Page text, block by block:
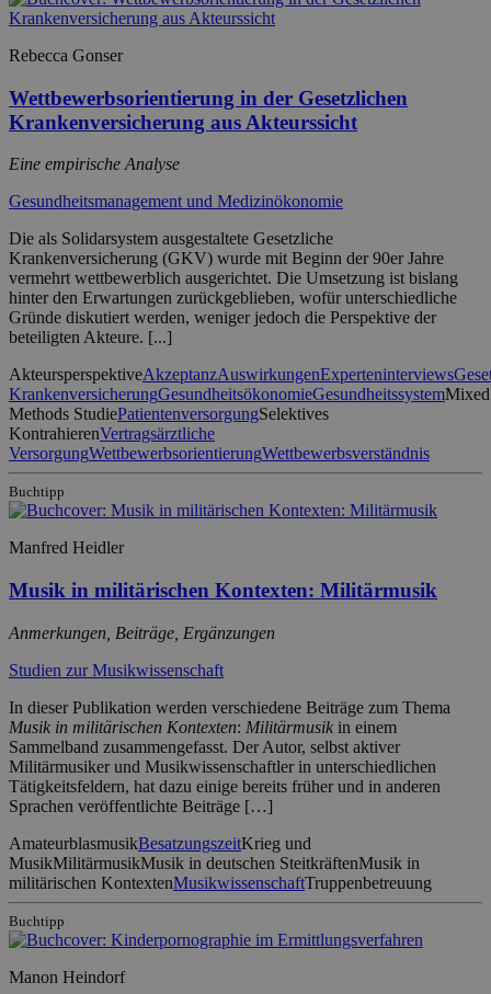
Rebecca Gonser
Wettbewerbsorientierung in der Gesetzlichen
Krankenversicherung aus Akteurssicht
Eine empirische Analyse
Gesundheitsmanagement und Medizinökonomie
Die als Solidarsystem ausgestaltete Gesetzliche
Krankenversicherung (GKV) wurde mit Beginn der 90er Jahre
vermehrt wettbewerblich ausgerichtet. Die Umsetzung ist bislang
hinter den Erwartungen zurückgeblieben, wofür unterschiedliche
Gründe diskutiert werden, weniger jedoch die Perspektive der
beteiligten Akteure. [...]
AkteursperspektiveAkzeptanzAuswirkungenExperteninterviews
KrankenversicherungGesundheitsökonomieGesundheitssystemMixed
Methods StudiePatientenversorgungSelektives
KontrahierenVertragsärztliche
VersorgungWettbewerbsorientierungWettbewerbsverständnis
Buchtipp
Manfred Heidler
Musik in militärischen Kontexten: Militärmusik
Anmerkungen, Beiträge, Ergänzungen
Studien zur Musikwissenschaft
In dieser Publikation werden verschiedene Beiträge zum Thema
Musik in militärischen Kontexten: Militärmusik in einem
Sammelband zusammengefasst. Der Autor, selbst aktiver
Militärmusiker und Musikwissenschaftler in unterschiedlichen
Tätigkeitsfeldern, hat dazu einige bereits früher und in anderen
Sprachen veröffentlichte Beiträge […]
AmateurblasmusikBesatzungszeitKrieg und
MusikMilitärmusikMusik in deutschen SteitkräftenMusik in
militärischen KontextenMusikwissenschaftTruppenbetreuung
Buchtipp
Manon Heindorf